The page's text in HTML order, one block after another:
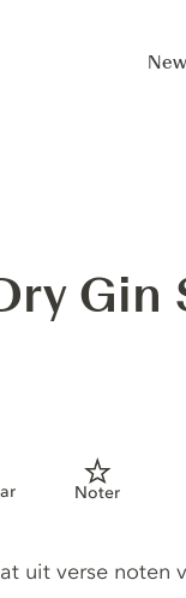
Gin
Noter
uit verse noten